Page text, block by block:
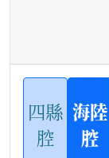
四縣
腔
海陸
腔